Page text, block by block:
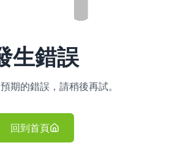
生錯誤
期的錯誤，請稍後再試。
回到首頁